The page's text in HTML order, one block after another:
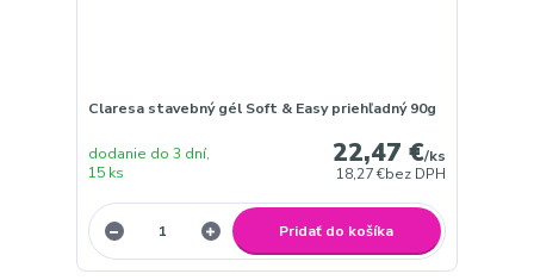
Claresa stavebný gél Soft & Easy priehľadný 90g
22,47 €/ks
18,27 €bez DPH
dodanie do 3 dní,
15 ks
Pridať do košíka